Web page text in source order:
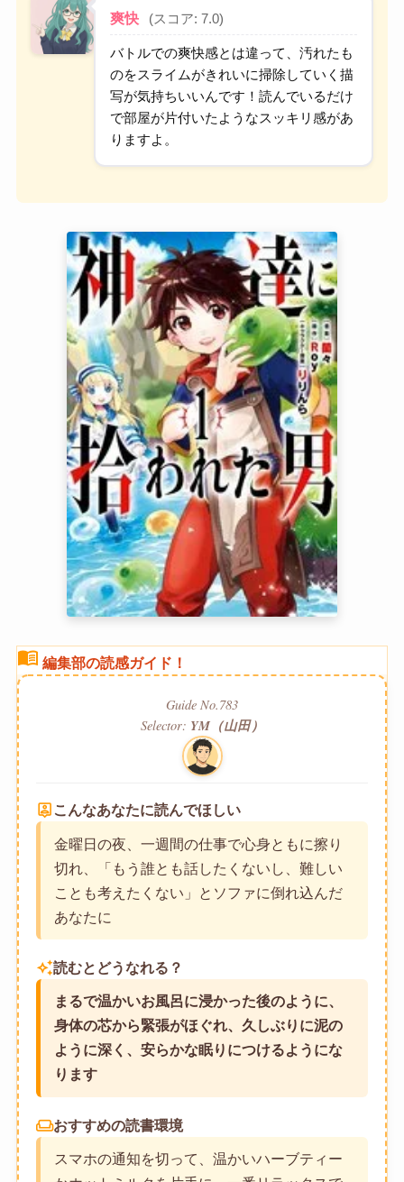
爽快 (スコア: 7.0)
バトルでの爽快感とは違って、汚れたも
のをスライムがきれいに掃除していく描
写が気持ちいいんです！読んでいるだけ
で部屋が片付いたようなスッキリ感があ
りますよ。
menu_book 編集部の読感ガイド！
Guide No.783
Selector: YM（山田）
person_pin こんなあなたに読んでほしい
金曜日の夜、一週間の仕事で心身ともに擦り
切れ、「もう誰とも話したくないし、難しい
ことも考えたくない」とソファに倒れ込んだ
あなたに
auto_awesome読むとどうなれる？
まるで温かいお風呂に浸かった後のように、
身体の芯から緊張がほぐれ、久しぶりに泥の
ように深く、安らかな眠りにつけるようにな
ります
weekendおすすめの読書環境
スマホの通知を切って、温かいハーブティー